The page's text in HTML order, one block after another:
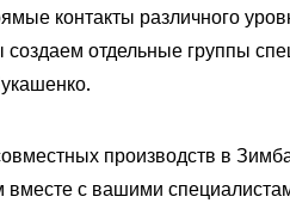
контакты различного
отдельные группы
производств в
с вашими